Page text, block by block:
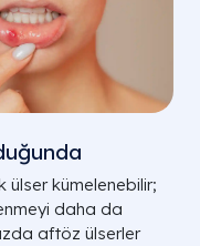
ülser kümelenebilir;
daha da
aftöz ülserler